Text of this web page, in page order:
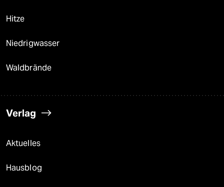
Hitze
Niedrigwasser
Waldbrände
Verlag
Aktuelles
Hausblog